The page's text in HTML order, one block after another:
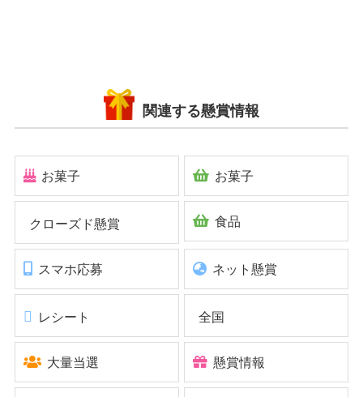
関連する懸賞情報
お菓子 お菓子
クローズド懸賞 食品
スマホ応募 ネット懸賞
レシート 全国
大量当選 懸賞情報